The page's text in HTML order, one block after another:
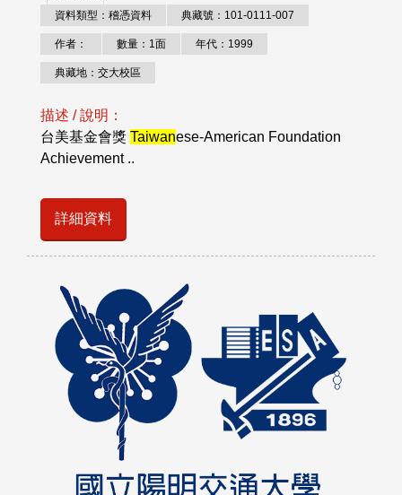
資料類型：稽憑資料 典藏號：101-0111-007
作者： 數量：1面 年代：1999
典藏地：交大校區
描述 / 說明：
台美基金會獎 Taiwanese-American Foundation
Achievement ..
詳細資料